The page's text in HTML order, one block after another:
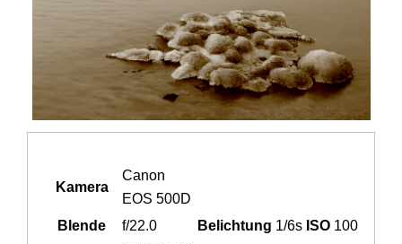
Kamera
Canon
EOS 500D
Blende
f/22.0 Belichtung 1/6s ISO 100